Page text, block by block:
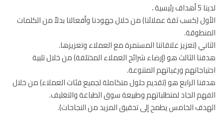
لدينا 5 أهداف رئيسية ،
الأول (كسب ثقة عملائنا) من خلال جهودنا وأفعالنا بدلاً من الكلمات
المنطوقة.
الثاني (تعزيز علاقاتنا المستمرة مع العملاء وتعزيزها.
هدفنا الثالث هو (إرضاء شرائح العملاء المختلفة) من خلال تلبية
احتياجاتهم ورغباتهم المتنوعة.
هدفنا الرابع هو (تقديم حلول متكاملة لجميع فئات العملاء) من خلال
الفهم الجاد لمتطلباتهم وطبيعة سوق الطباعة والتغليف.
الهدف الخامس يطمح إلى تحقيق المزيد من النجاحات).